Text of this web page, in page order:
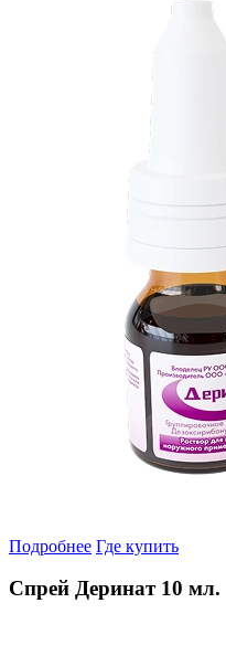
Подробнее Где купить
Спрей Деринат 10 мл.